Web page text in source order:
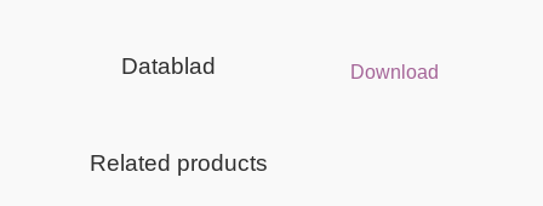
Datablad Download
Related products